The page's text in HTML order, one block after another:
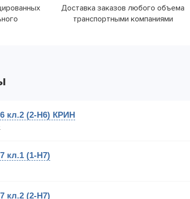
Доставка заказов любого объема
транспортными компаниями
кл.2 (2-Н6) КРИН
кл.1 (1-Н7)
кл.2 (2-Н7)